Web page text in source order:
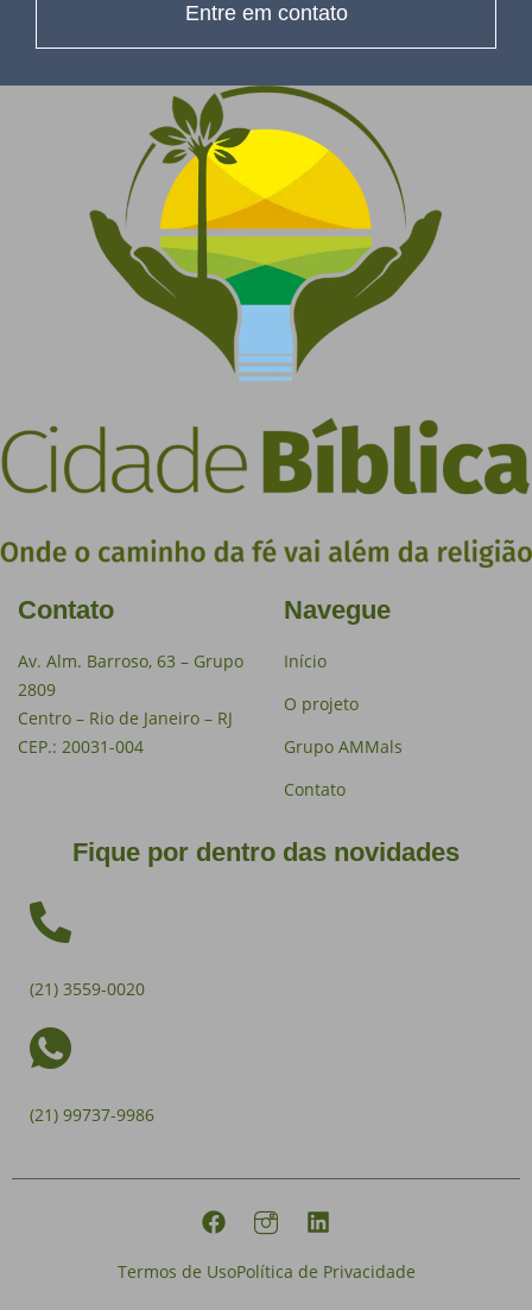
Entre em contato
Contato
Av. Alm. Barroso, 63 – Grupo
2809
Centro – Rio de Janeiro – RJ
CEP.: 20031-004
Navegue
Início
O projeto
Grupo AMMals
Contato
Fique por dentro das novidades
(21) 3559-0020
(21) 99737-9986
Termos de UsoPolítica de Privacidade